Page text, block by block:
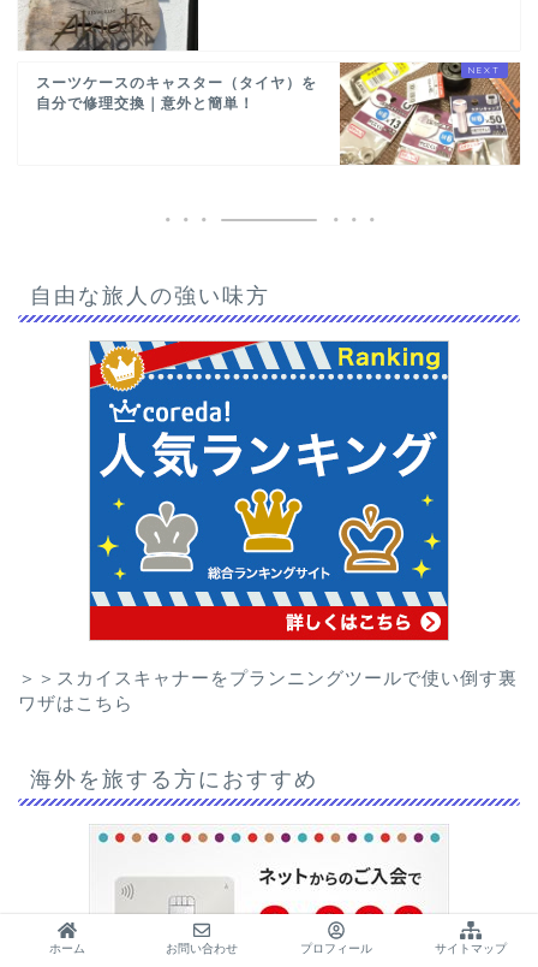
スーツケースのキャスター（タイヤ）を
自分で修理交換｜意外と簡単！
自由な旅人の強い味方
＞＞スカイスキャナーをプランニングツールで使い倒す裏
ワザはこちら
海外を旅する方におすすめ
ホーム お問い合わせ プロフィール サイトマップ